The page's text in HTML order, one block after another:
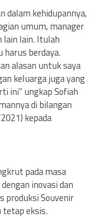
dalam kehidupannya,
umum, manager
lain lain. Itulah
harus berdaya.
alasan untuk saya
keluarga juga yang
ini” ungkap Sofiah
di bilangan
kepada
pada masa
inovasi dan
produksi Souvenir
tetap eksis.